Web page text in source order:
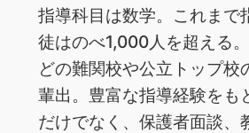
指導科目は数学。これまで
徒はのべ1,000人を超える
どの難関校や公立トップ校
輩出。豊富な指導経験をも
だけでなく、保護者面談、